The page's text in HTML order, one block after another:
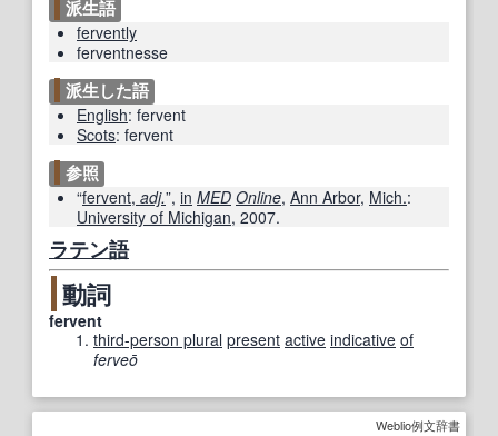
派生語
fervently
ferventnesse
派生した語
English: fervent
Scots: fervent
参照
“fervent, adj.”, in MED Online, Ann Arbor, Mich.:
University of Michigan, 2007.
ラテン語
動詞
fervent
third-person plural present active indicative of
ferveō
Weblio例文辞書